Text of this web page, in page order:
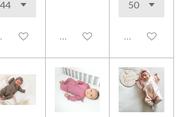
Uitgeschakeld